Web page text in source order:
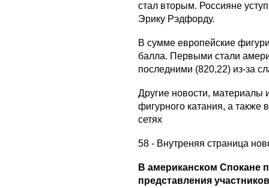
стал вторым. Россияне
Эрику Рэдфорду.
В сумме европейские
балла. Первыми стали
последними (820,22) из-за
Другие новости, материалы
фигурного катания, а также
сетях
58 - Внутреняя страница
В американском Спокане
представления